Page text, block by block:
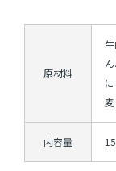
原材料
内容量